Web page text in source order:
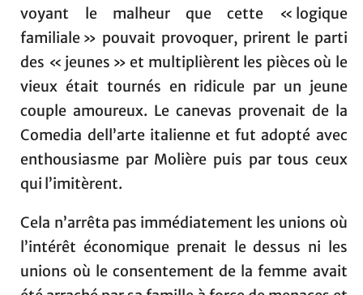
voyant le malheur que cette « logique
familiale » pouvait provoquer, prirent le parti
des « jeunes » et multiplièrent les pièces où le
vieux était tournés en ridicule par un jeune
couple amoureux. Le canevas provenait de la
Comedia dell’arte italienne et fut adopté avec
enthousiasme par Molière puis par tous ceux
qui l’imitèrent.
Cela n’arrêta pas immédiatement les unions où
l’intérêt économique prenait le dessus ni les
unions où le consentement de la femme avait